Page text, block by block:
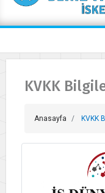
KVKK
Anasayfa KVKK